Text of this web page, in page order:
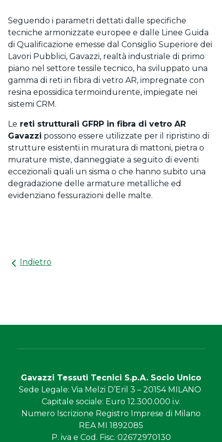
Seguendo i parametri dettati dalle specifiche
tecniche armonizzate europee e dalle Linee Guida
di Qualificazione emesse dal Consiglio Superiore dei
Lavori Pubblici, Gavazzi, realtà industriale di primo
piano nel settore tessile tecnico, ha sviluppato una
gamma di reti in fibra di vetro AR, impregnate con
resina epossidica termoindurente, impiegate nei
sistemi CRM.
Le reti strutturali GFRP in fibra di vetro AR
Gavazzi possono essere utilizzate per il ripristino di
strutture esistenti in muratura di mattoni, pietra o
murature miste, danneggiate a seguito di eventi
eccezionali quali un sisma o che hanno subito una
degradazione delle armature metalliche ed
evidenziano fessurazioni delle malte.
Indietro
Gavazzi Tessuti Tecnici S.p.A. Socio Unico
Sede Legale: Via Melzi D’Eril 3 – 20154 MILANO
Capitale sociale: Euro 12.300.000 i.v.
Numero Iscrizione Registro Imprese di Milano
REA MI 1892085
P. iva e Cod. Fisc. 02672970130